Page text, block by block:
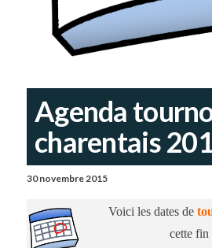
Agenda
charentais
30 novembre 2015
Voici les dates de
cette fin